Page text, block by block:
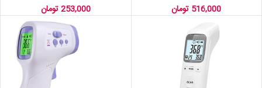
516,000 تومان
253,000تومان